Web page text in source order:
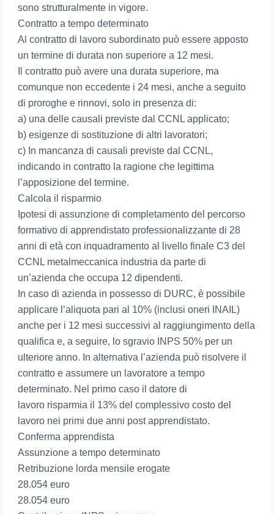
sono strutturalmente in vigore.
Contratto a tempo determinato
Al contratto di lavoro subordinato può essere apposto
un termine di durata non superiore a 12 mesi.
Il contratto può avere una durata superiore, ma
comunque non eccedente i 24 mesi, anche a seguito
di proroghe e rinnovi, solo in presenza di:
a) una delle causali previste dal CCNL applicato;
b) esigenze di sostituzione di altri lavoratori;
c) In mancanza di causali previste dal CCNL,
indicando in contratto la ragione che legittima
l’apposizione del termine.
Calcola il risparmio
Ipotesi di assunzione di completamento del percorso
formativo di apprendistato professionalizzante di 28
anni di età con inquadramento al livello finale C3 del
CCNL metalmeccanica industria da parte di
un’azienda che occupa 12 dipendenti.
In caso di azienda in possesso di DURC, è possibile
applicare l’aliquota pari al 10% (inclusi oneri INAIL)
anche per i 12 mesi successivi al raggiungimento della
qualifica e, a seguire, lo sgravio INPS 50% per un
ulteriore anno. In alternativa l’azienda può risolvere il
contratto e assumere un lavoratore a tempo
determinato. Nel primo caso il datore di
lavoro risparmia il 13% del complessivo costo del
lavoro nei primi due anni post apprendistato.
Conferma apprendista
Assunzione a tempo determinato
Retribuzione lorda mensile erogate
28.054 euro
28.054 euro